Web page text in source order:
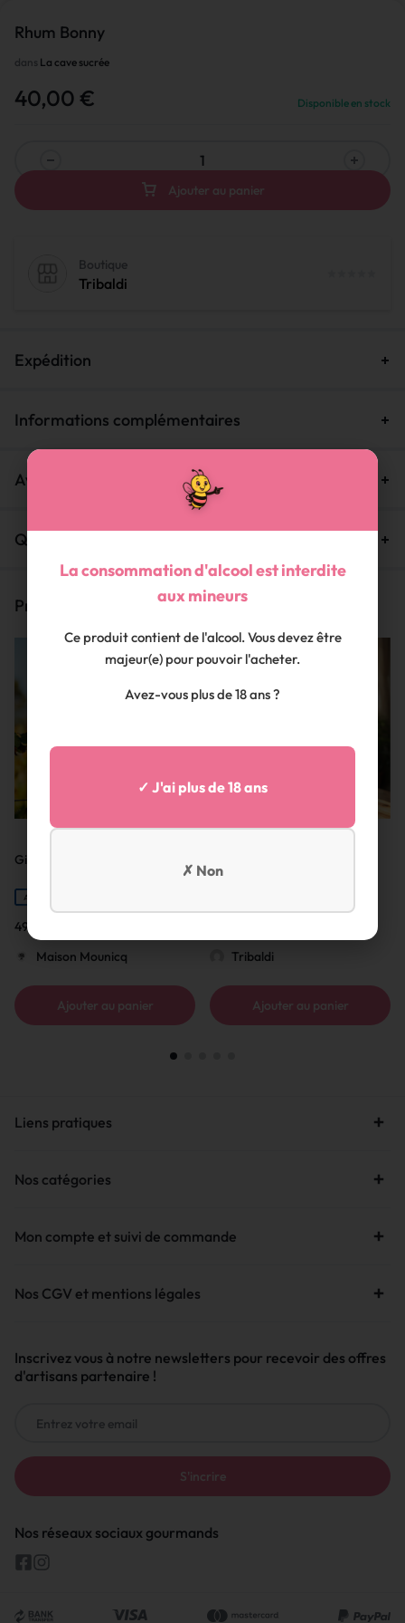
Rhum Bonny
dans La cave sucrée
40,00 € Disponible en stock
Ajouter au panier
Tribaldi
Boutique
Expédition
Informations complémentaires
Avis (0)
Questions et Réponses
Produits similaires
Gin Avem – Hippolais
ARTISAN FRANÇAIS
49,00
Maison Mounicq
Ajouter au panier
Tribaldi
Ajouter au panier
Liens pratiques
Nos catégories
Mon compte et suivi de commande
Nos CGV et mentions légales
Inscrivez vous à notre newsletters pour recevoir des offres
d'artisans partenaire !
Nos réseaux sociaux gourmands
La consommation d'alcool est interdite
aux mineurs
Ce produit contient de l'alcool. Vous devez être
majeur(e) pour pouvoir l'acheter.
Avez-vous plus de 18 ans ?
✓ J'ai plus de 18 ans
✗ Non